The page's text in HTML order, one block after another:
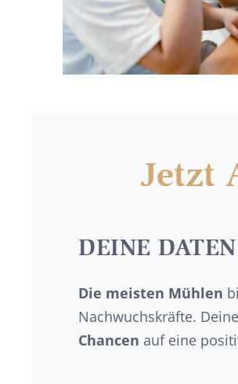
Jetzt
DEINE DATEN
Die meisten Mühlen
Nachwuchskräfte. Deine
Chancen auf eine